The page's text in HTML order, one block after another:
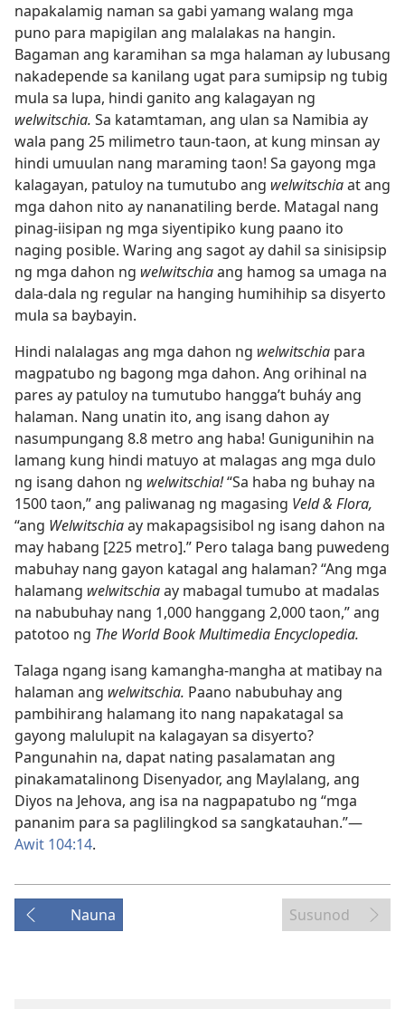
napakalamig naman sa gabi yamang walang mga
puno para mapigilan ang malalakas na hangin.
Bagaman ang karamihan sa mga halaman ay lubusang
nakadepende sa kanilang ugat para sumipsip ng tubig
mula sa lupa, hindi ganito ang kalagayan ng
welwitschia. Sa katamtaman, ang ulan sa Namibia ay
wala pang 25 milimetro taun-taon, at kung minsan ay
hindi umuulan nang maraming taon! Sa gayong mga
kalagayan, patuloy na tumutubo ang welwitschiaat ang
mga dahon nito ay nananatiling berde. Matagal nang
pinag-iisipan ng mga siyentipiko kung paano ito
naging posible. Waring ang sagot ay dahil sa sinisipsip
ng mga dahon ng welwitschiaang hamog sa umaga na
dala-dala ng regular na hanging humihihip sa disyerto
mula sa baybayin.
Hindi nalalagas ang mga dahon ng welwitschia para
magpatubo ng bagong mga dahon. Ang orihinal na
pares ay patuloy na tumutubo hangga’t buháy ang
halaman. Nang unatin ito, ang isang dahon ay
nasumpungang 8.8 metro ang haba! Gunigunihin na
lamang kung hindi matuyo at malagas ang mga dulo
ng isang dahon ng welwitschia!“Sa haba ng buhay na
1500 taon,” ang paliwanag ng magasing Veld & Flora,
“ang Welwitschiaay makapagsisibol ng isang dahon na
may habang [225 metro].” Pero talaga bang puwedeng
mabuhay nang gayon katagal ang halaman? “Ang mga
halamang welwitschiaay mabagal tumubo at madalas
na nabubuhay nang 1,000 hanggang 2,000 taon,” ang
patotoo ng The World Book Multimedia Encyclopedia.
Talaga ngang isang kamangha-mangha at matibay na
halaman ang welwitschia. Paano nabubuhay ang
pambihirang halamang ito nang napakatagal sa
gayong malulupit na kalagayan sa disyerto?
Pangunahin na, dapat nating pasalamatan ang
pinakamatalinong Disenyador, ang Maylalang, ang
Diyos na Jehova, ang isa na nagpapatubo ng “mga
pananim para sa paglilingkod sa sangkatauhan.”​—
Awit 104:14.
Nauna Susunod